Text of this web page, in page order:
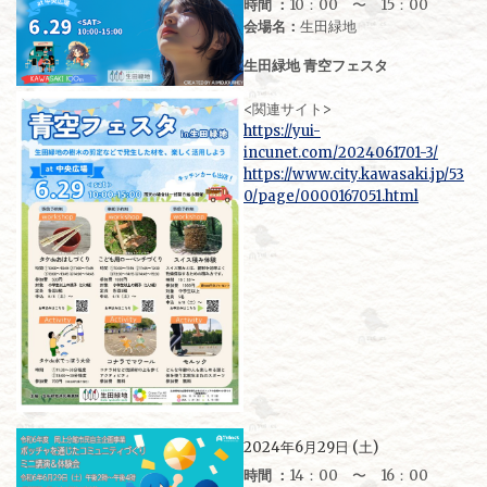
時間 ： 10：00 〜 15：00
会場名： 生田緑地
生田緑地 青空フェスタ
<関連サイト>
https://yui-
incunet.com/2024061701-3/
https://www.city.kawasaki.jp/53
0/page/0000167051.html
2024年6月29日 (土)
時間 ： 14：00 〜 16：00